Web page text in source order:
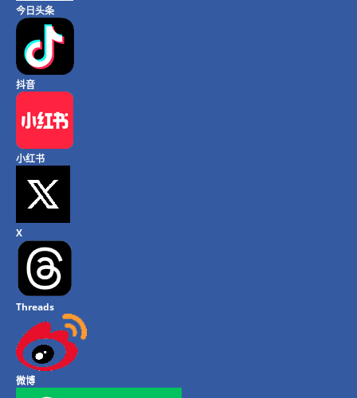
今日头条
抖音
小红书
X
Threads
微博